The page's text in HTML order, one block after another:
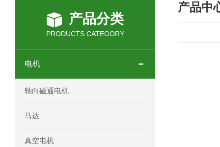
OEMER三相同步电机MTES 132SB/2
OEMER三相同步电机MTES 160MA/2
OEMER电机QLS 180M环保农业领域
产品分类
PRODUCTS CATEGORY
电机
轴向磁通电机
马达
真空电机
产品中